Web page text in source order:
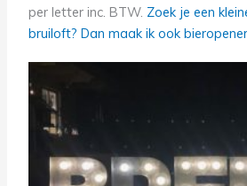
per letter inc. BTW. Zoek je een
bruiloft? Dan maak ik ook